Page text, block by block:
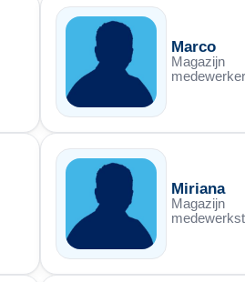
Marco
Magazijn
medewerker
Miriana
Magazijn